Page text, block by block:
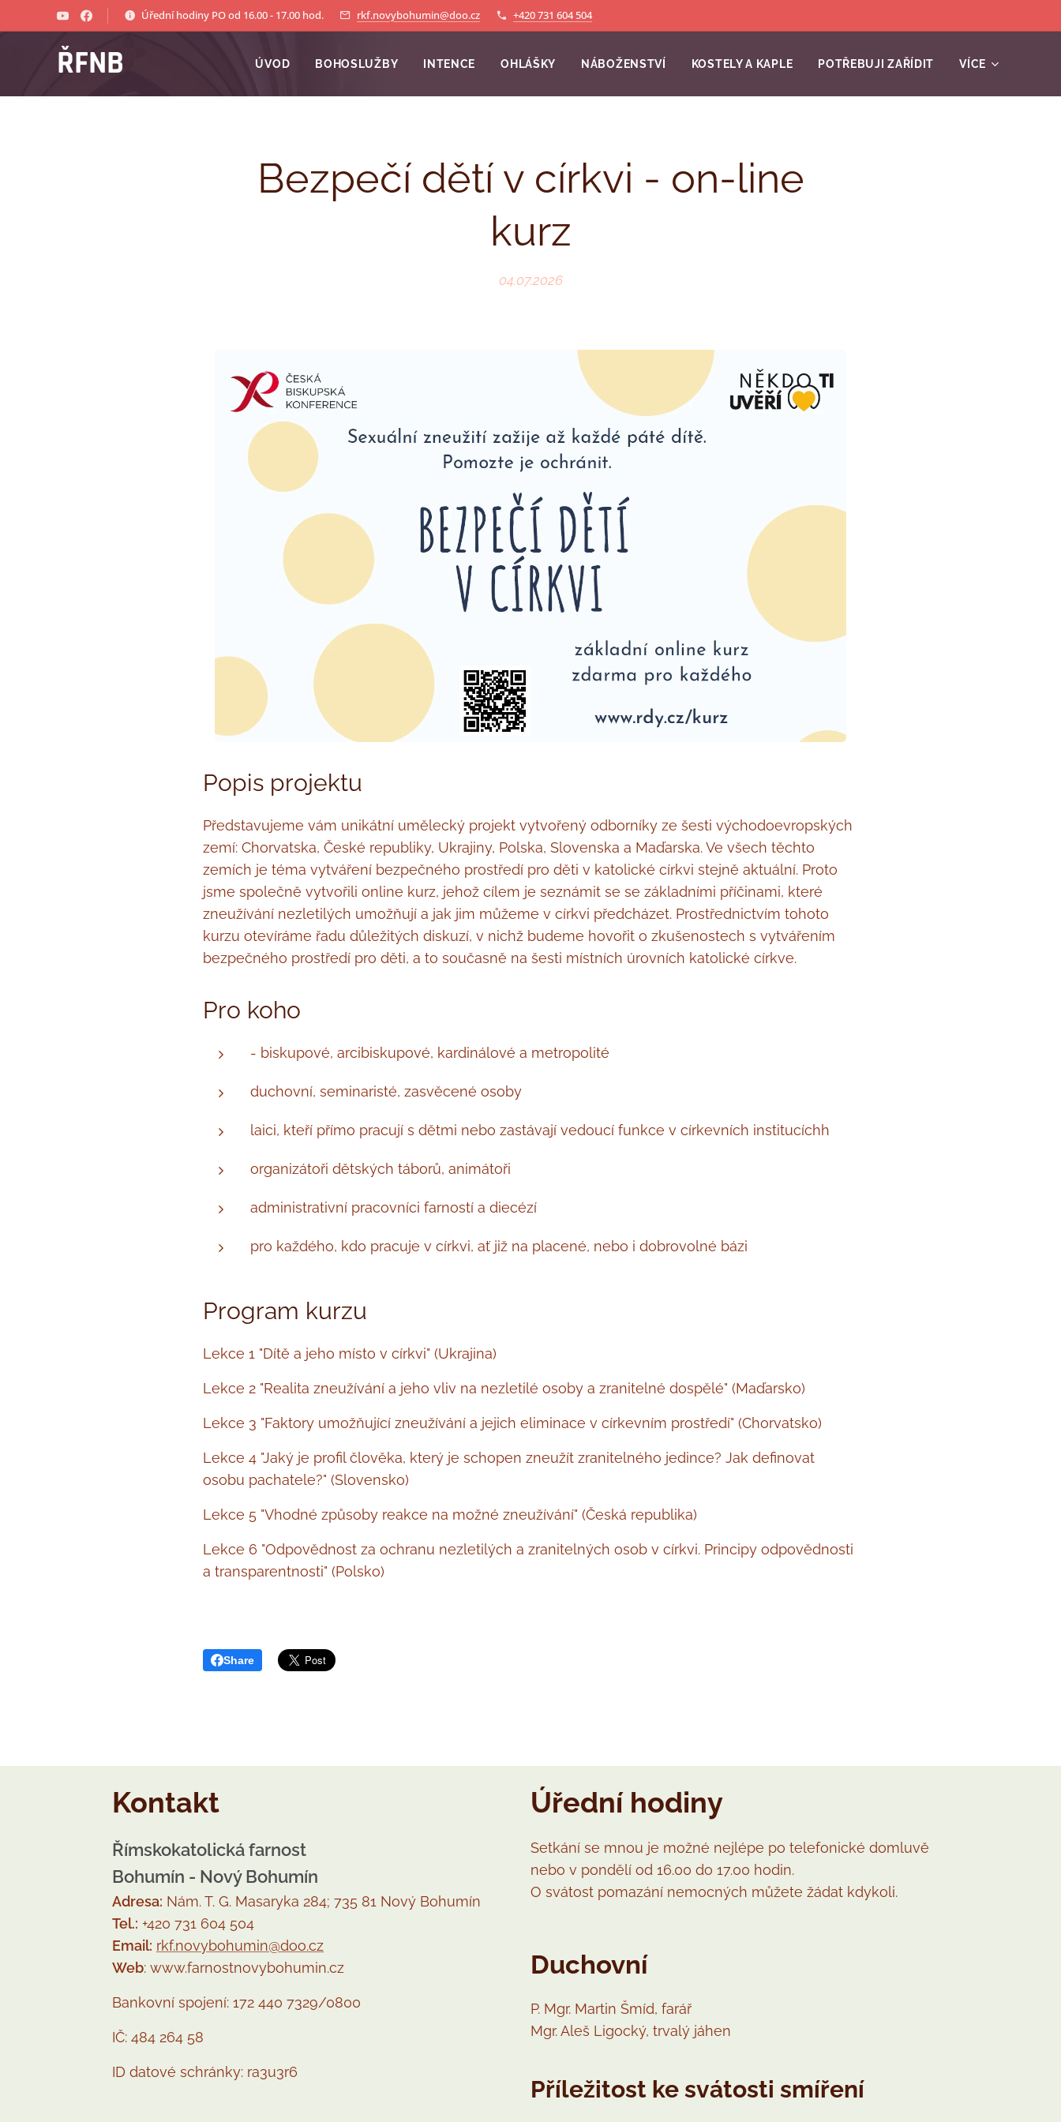
Úřední hodiny PO od 16.00 - 17.00 hod. rkf.novybohumin@doo.cz +420 731 604 504
ŘFNB ÚVOD BOHOSLUŽBY INTENCE OHLÁŠKY NÁBOŽENSTVÍ KOSTELY A KAPLE POTŘEBUJI ZAŘÍDIT VÍCE
Bezpečí dětí v církvi - on-line
kurz
04.07.2026
Popis projektu
Představujeme vám unikátní umělecký projekt vytvořený odborníky ze šesti východoevropských
zemí: Chorvatska, České republiky, Ukrajiny, Polska, Slovenska a Maďarska. Ve všech těchto
zemích je téma vytváření bezpečného prostředí pro děti v katolické církvi stejně aktuální. Proto
jsme společně vytvořili online kurz, jehož cílem je seznámit se se základními příčinami, které
zneužívání nezletilých umožňují a jak jim můžeme v církvi předcházet. Prostřednictvím tohoto
kurzu otevíráme řadu důležitých diskuzí, v nichž budeme hovořit o zkušenostech s vytvářením
bezpečného prostředí pro děti, a to současně na šesti místních úrovních katolické církve.
Pro koho
- biskupové, arcibiskupové, kardinálové a metropolité
duchovní, seminaristé, zasvěcené osoby
laici, kteří přímo pracují s dětmi nebo zastávají vedoucí funkce v církevních institucíchh
organizátoři dětských táborů, animátoři
administrativní pracovníci farností a diecézí
pro každého, kdo pracuje v církvi, ať již na placené, nebo i dobrovolné bázi
Program kurzu
Lekce 1 "Dítě a jeho místo v církvi" (Ukrajina)
Lekce 2 "Realita zneužívání a jeho vliv na nezletilé osoby a zranitelné dospělé" (Maďarsko)
Lekce 3 "Faktory umožňující zneužívání a jejich eliminace v církevním prostředí" (Chorvatsko)
Lekce 4 "Jaký je profil člověka, který je schopen zneužít zranitelného jedince? Jak definovat
osobu pachatele?" (Slovensko)
Lekce 5 "Vhodné způsoby reakce na možné zneužívání" (Česká republika)
Lekce 6 "Odpovědnost za ochranu nezletilých a zranitelných osob v církvi. Principy odpovědnosti
a transparentnosti" (Polsko)
Share
Kontakt
Římskokatolická farnost
Bohumín - Nový Bohumín
Adresa: Nám. T. G. Masaryka 284; 735 81 Nový Bohumín
Tel.: +420 731 604 504
Email: rkf.novybohumin@doo.cz
Web: www.farnostnovybohumin.cz
Bankovní spojení: 172 440 7329/0800
IČ: 484 264 58
ID datové schránky: ra3u3r6
Úřední hodiny
Setkání se mnou je možné nejlépe po telefonické domluvě
nebo v pondělí od 16.00 do 17.00 hodin.
O svátost pomazání nemocných můžete žádat kdykoli.
Duchovní
P. Mgr. Martin Šmíd, farář
Mgr. Aleš Ligocký, trvalý jáhen
Příležitost ke svátosti smíření